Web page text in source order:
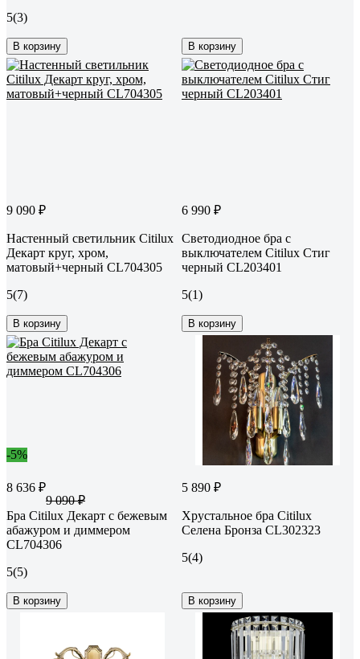
5(3)
В корзину В корзину
9 090 ₽
Настенный светильник Citilux
Декарт круг, хром,
матовый+черный CL704305
5(7)
В корзину
6 990 ₽
Светодиодное бра с
выключателем Citilux Стиг
черный CL203401
5(1)
В корзину
-5%
8 636 ₽
9 090 ₽
Бра Citilux Декарт с бежевым
абажуром и диммером
CL704306
5(5)
В корзину
5 890 ₽
Хрустальное бра Citilux
Селена Бронза CL302323
5(4)
В корзину